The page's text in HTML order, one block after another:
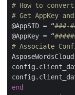
# How to convert
# Get AppKey
@AppSID = “###-
@AppKey = “
# Associate
end